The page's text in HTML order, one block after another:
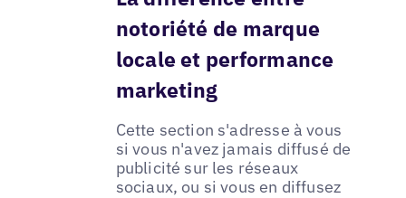
notoriété de marque
locale et performance
marketing
Cette section s'adresse à vous
si vous n'avez jamais diffusé de
publicité sur les réseaux
sociaux, ou si vous en diffusez